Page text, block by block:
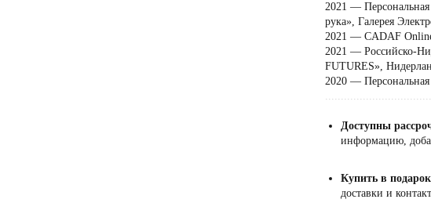
2021 — Персональная
рука», Галерея
2021 — CADAF
2021 — Российско-
FUTURES»,
2020 —
Доступны
информацию,
Купить в
доставки и